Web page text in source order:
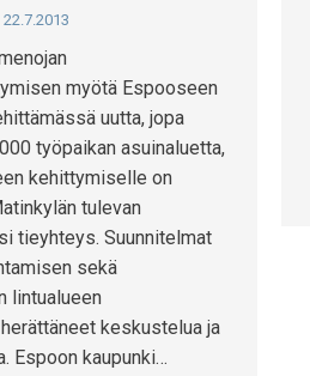
22.7.2013
myötä Espooseen
uutta, jopa
työpaikan asuinaluetta,
kehittymiselle on
tulevan
tieyhteys. Suunnitelmat
sekä
lintualueen
keskustelua ja
Espoon kaupunki…